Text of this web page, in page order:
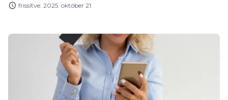
ugyanakkor rá is fér az áruhitelek piacára, hiszen az
frissítve: 2025. október 21.